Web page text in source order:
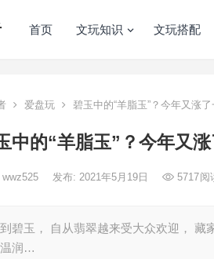
首页 文玩知识 文玩搭配
爱盘玩 碧玉中的“羊脂玉”？今年又涨
中的“羊脂玉”？今年又
wwz525 发布: 2021年5月19日 5717阅
碧玉， 自从翡翠越来受大众欢迎， 藏
润…